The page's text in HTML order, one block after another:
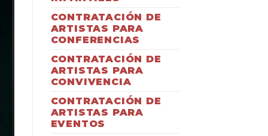
CONTRATACIÓN DE
ARTISTAS PARA
CONFERENCIAS
CONTRATACIÓN DE
ARTISTAS PARA
CONVIVENCIA
CONTRATACIÓN DE
ARTISTAS PARA
EVENTOS